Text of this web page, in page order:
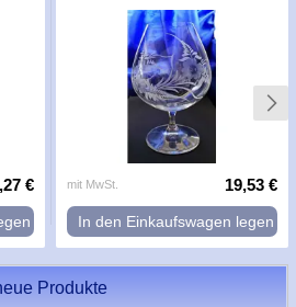
€ mit MwSt. 19,53 €
In den Einkaufswagen legen
Produkte